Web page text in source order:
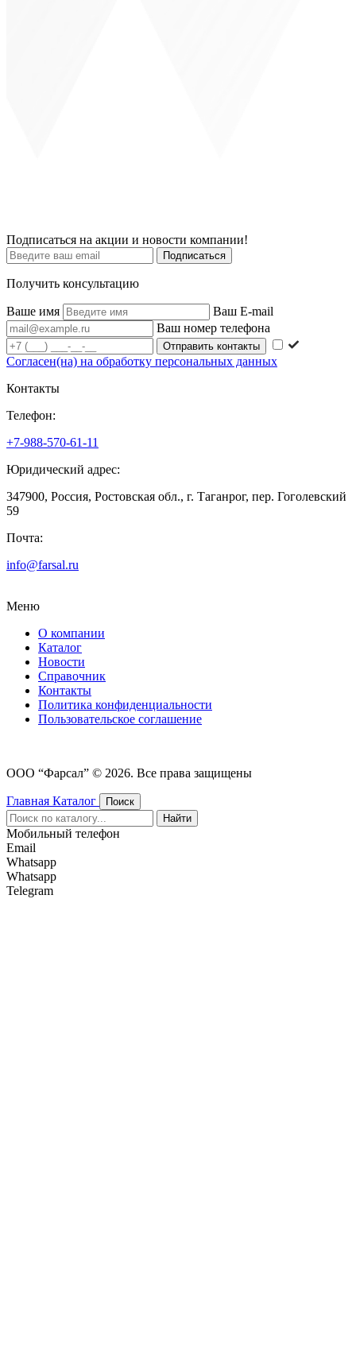
Подписаться на акции и новости компании!
Подписаться
Получить консультацию
Ваше имя
Ваш E-mail
Ваш номер телефона
Согласен(на) на обработку персональных данных
Контакты
Телефон:
+7-988-570-61-11
Юридический адрес:
347900, Россия, Ростовская обл., г. Таганрог, пер. Гоголевский
59
Почта:
info@farsal.ru
Меню
О компании
Каталог
Новости
Cправочник
Контакты
Политика конфиденциальности
Пользовательское соглашение
ООО “Фарсал” © 2026. Все права защищены
Главная Каталог
Поиск
Найти
Мобильный телефон
Email
Whatsapp
Whatsapp
Telegram